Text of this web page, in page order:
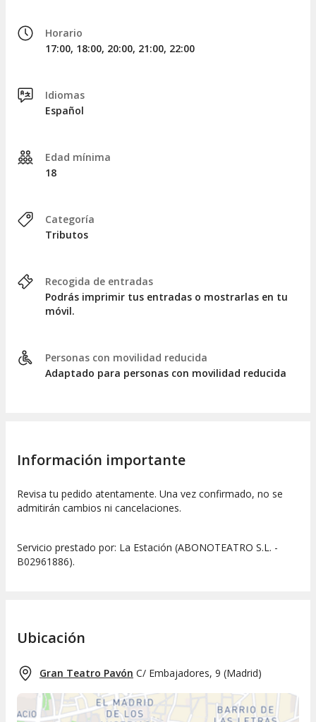
Horario
17:00, 18:00, 20:00, 21:00, 22:00
Idiomas
Español
Edad mínima
18
Categoría
Tributos
Recogida de entradas
Podrás imprimir tus entradas o mostrarlas en tu
móvil.
Personas con movilidad reducida
Adaptado para personas con movilidad reducida
Información importante
Revisa tu pedido atentamente. Una vez confirmado, no se
admitirán cambios ni cancelaciones.
Servicio prestado por: La Estación (ABONOTEATRO S.L. -
B02961886).
Ubicación
Gran Teatro Pavón C/ Embajadores, 9 (Madrid)